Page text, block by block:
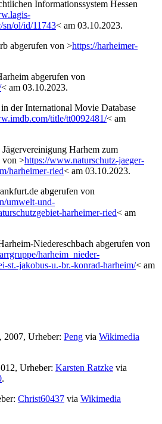
Informationssystem Hessen
sn/ol/id/11743< am 03.10.2023.
abgerufen von >https://harheimer-
abgerufen von
< am 03.10.2023.
der International Movie Database
title/tt0092481/< am
Harhem zum
von >https://www.naturschutz-jaeger-
harheimer-ried< am 03.10.2023.
abgerufen von
umwelt-und-
harheimer-ried< am
Niedereschbach abgerufen von
harheim_nieder-
st.-jakobus-u.-br.-konrad-harheim/< am
2007, Urheber: Peng via Wikimedia
Urheber: Karsten Ratzke via
.
Christ60437 via Wikimedia